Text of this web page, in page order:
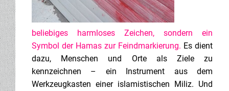
beliebiges harmloses Zeichen, sondern ein
Symbol der Hamas zur Feindmarkierung. Es dient
dazu, Menschen und Orte als Ziele zu
kennzeichnen – ein Instrument aus dem
Werkzeugkasten einer islamistischen Miliz. Und